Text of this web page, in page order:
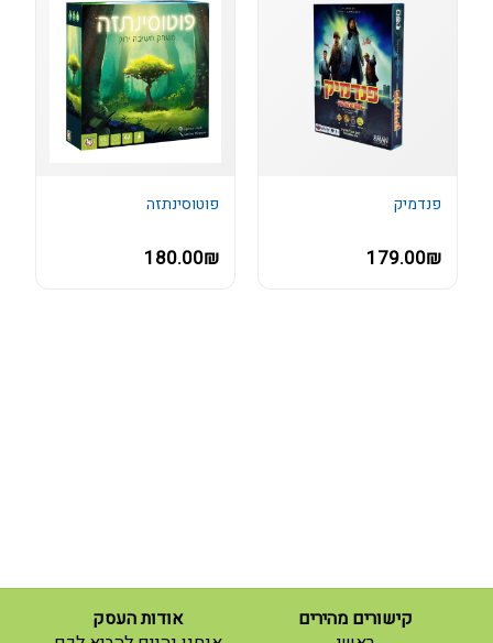
פנדמיק
179.00₪
פוטוסינתזה
180.00₪
קישורים מהירים
אודות העסק